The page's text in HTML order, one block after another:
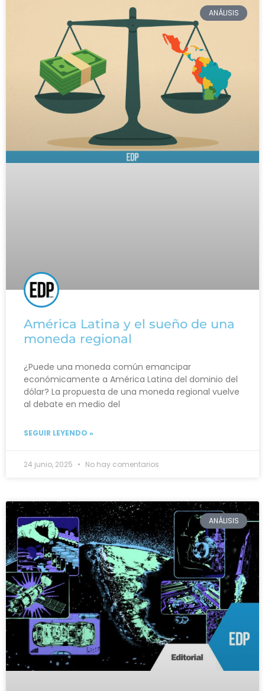
ANÁLISIS
América Latina y el sueño de una
moneda regional
¿Puede una moneda común emancipar
económicamente a América Latina del dominio del
dólar? La propuesta de una moneda regional vuelve
al debate en medio del
SEGUIR LEYENDO »
24 junio, 2025 No hay comentarios
ANÁLISIS